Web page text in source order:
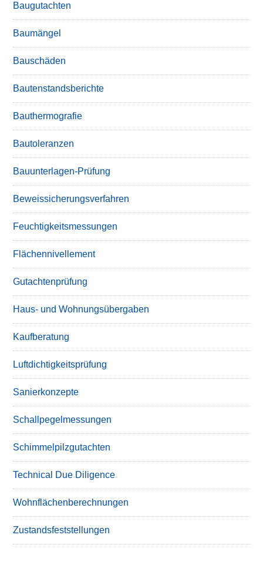
Baugutachten
Baumängel
Bauschäden
Bautenstandsberichte
Bauthermografie
Bautoleranzen
Bauunterlagen-Prüfung
Beweissicherungsverfahren
Feuchtigkeitsmessungen
Flächennivellement
Gutachtenprüfung
Haus- und Wohnungsübergaben
Kaufberatung
Luftdichtigkeitsprüfung
Sanierkonzepte
Schallpegelmessungen
Schimmelpilzgutachten
Technical Due Diligence
Wohnflächenberechnungen
Zustandsfeststellungen